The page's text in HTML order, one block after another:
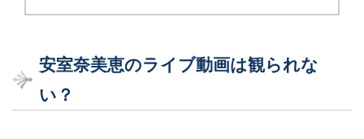
安室奈美恵のライブ動画は観られな
い？